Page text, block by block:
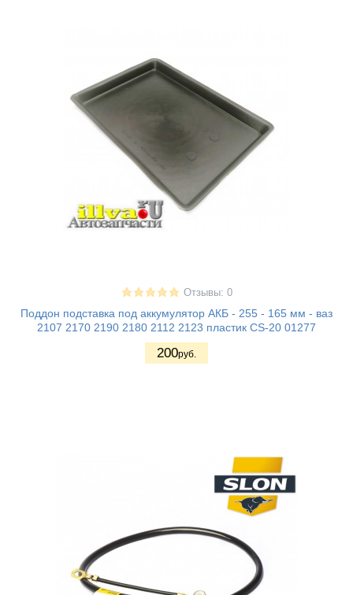
Отзывы: 0
Поддон подставка под аккумулятор АКБ - 255 - 165 мм - ваз
2107 2170 2190 2180 2112 2123 пластик CS-20 01277
200руб.